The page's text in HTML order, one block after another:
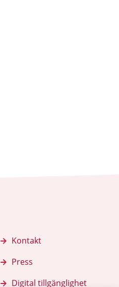
Kontakt
Press
Digital tillgänglighet